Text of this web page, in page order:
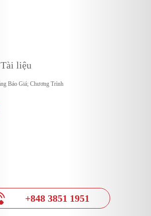
liệu
Báo Giá; Chương Trình
+848 3851 1951